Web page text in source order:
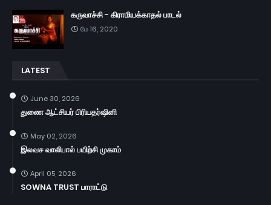
கருவாச்சி - கிராமியக்காதல் பாடல்
மே 16, 2020
LATEST
June 30, 2026
துணை ஆட்சியர் பிரியதர்ஷினி
May 02, 2026
இலவச வாலிபால் பயிற்சி முகாம்
April 05, 2026
SOWNA TRUST பாராட்டு